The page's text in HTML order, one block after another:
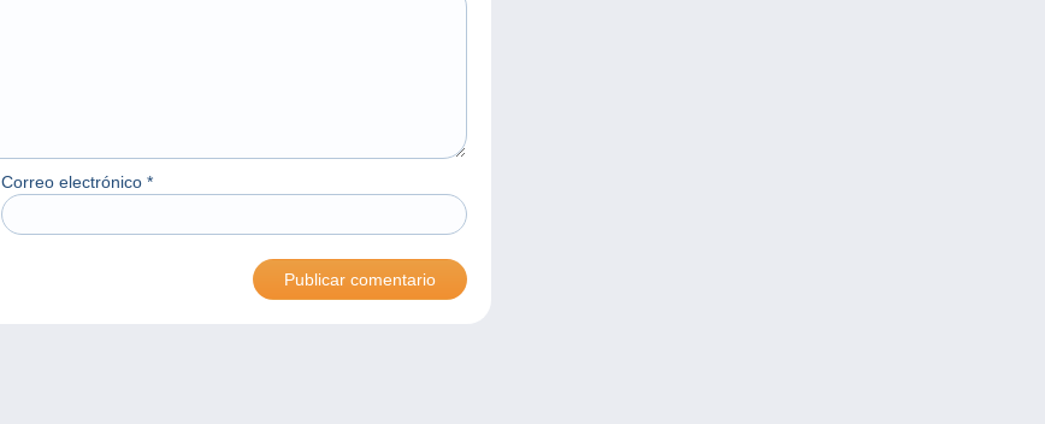
Correo electrónico *